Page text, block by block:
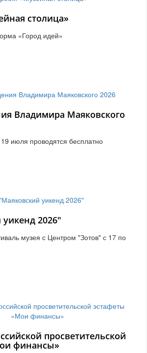
столица»
«Город идей»
Владимира Маяковского
июля проводятся бесплатно
2026"
музея с Центром "Зотов" с 17 по
просветительской
финансы»